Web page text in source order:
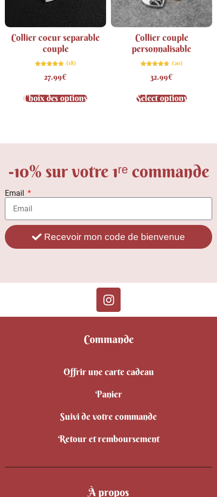
Collier coeur separable
couple
4.89
sur 5
(18)
27.99€
Choix des options
Collier couple
personnalisable
4.75
sur 5
(20)
32.99€
Select options
-10% sur votre 1ʳᵉ commande
Email
Recevoir mon code de bienvenue
Commande
Offrir une carte cadeau
Panier
Suivi de votre commande
Retour et remboursement
À propos